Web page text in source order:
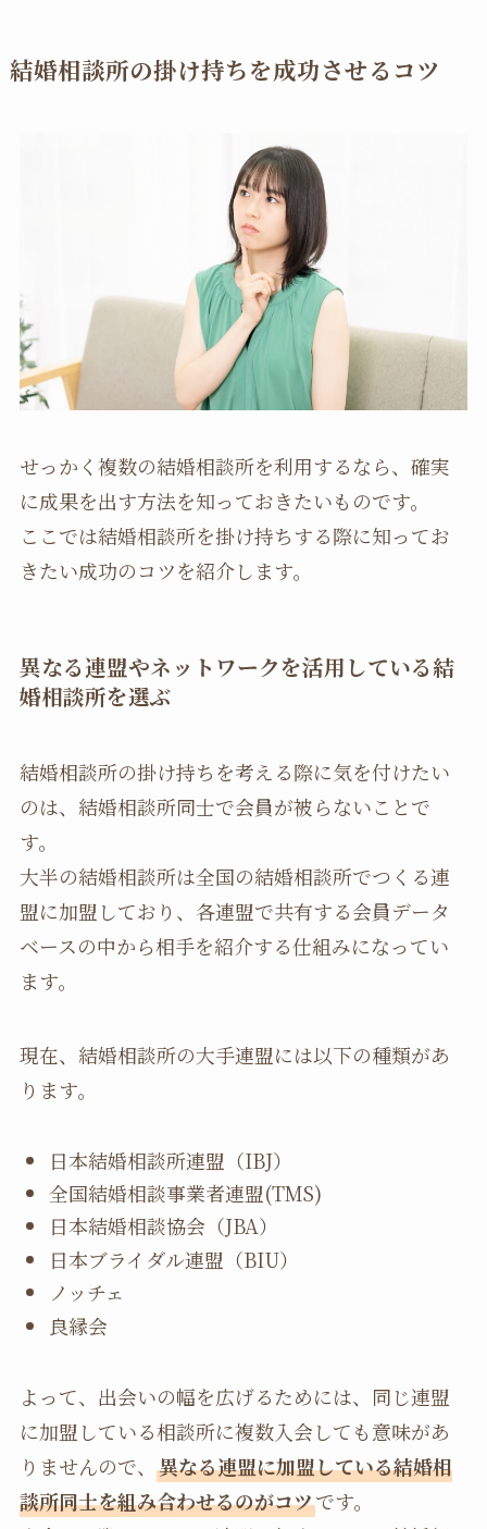
結婚相談所の掛け持ちを成功させるコツ
せっかく複数の結婚相談所を利用するなら、確実
に成果を出す方法を知っておきたいものです。
ここでは結婚相談所を掛け持ちする際に知ってお
きたい成功のコツを紹介します。
異なる連盟やネットワークを活用している結
婚相談所を選ぶ
結婚相談所の掛け持ちを考える際に気を付けたい
のは、結婚相談所同士で会員が被らないことで
す。
大半の結婚相談所は全国の結婚相談所でつくる連
盟に加盟しており、各連盟で共有する会員データ
ベースの中から相手を紹介する仕組みになってい
ます。
現在、結婚相談所の大手連盟には以下の種類があ
ります。
日本結婚相談所連盟（IBJ）
全国結婚相談事業者連盟(TMS)
日本結婚相談協会（JBA）
日本ブライダル連盟（BIU）
ノッチェ
良縁会
よって、出会いの幅を広げるためには、同じ連盟
に加盟している相談所に複数入会しても意味があ
りませんので、 異なる連盟に加盟している結婚相
談所同士を組み合わせるのがコツです。